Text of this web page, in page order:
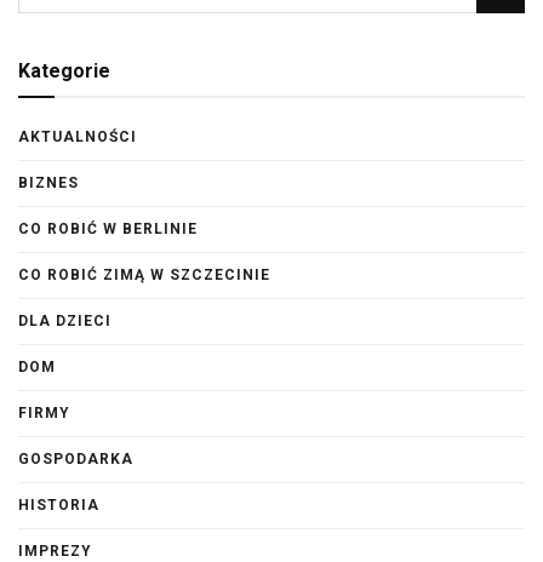
Kategorie
AKTUALNOŚCI
BIZNES
CO ROBIĆ W BERLINIE
CO ROBIĆ ZIMĄ W SZCZECINIE
DLA DZIECI
DOM
FIRMY
GOSPODARKA
HISTORIA
IMPREZY